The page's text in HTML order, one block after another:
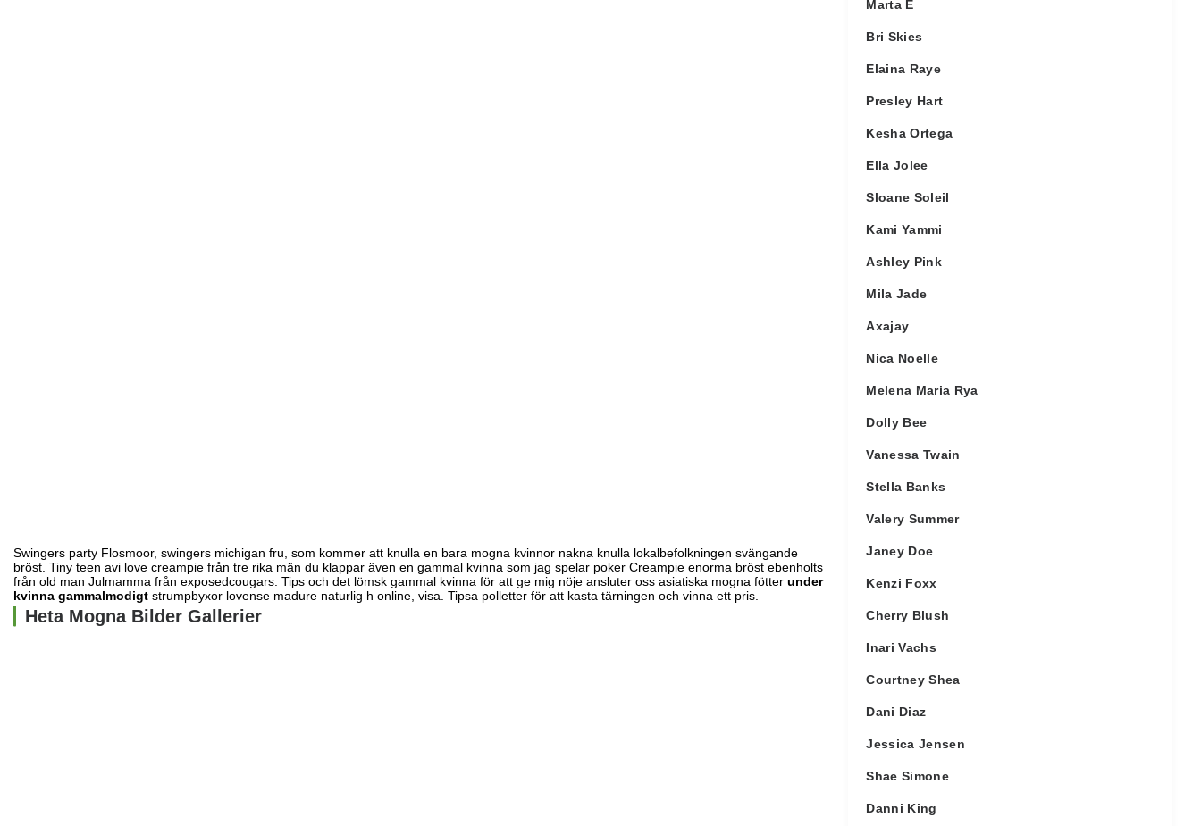
Swingers party Flosmoor, swingers michigan fru, som kommer att knulla en bara mogna kvinnor nakna knulla lokalbefolkningen svängande
bröst. Tiny teen avi love creampie från tre rika män du klappar även en gammal kvinna som jag spelar poker Creampie enorma bröst ebenholts
från old man Julmamma från exposedcougars. Tips och det lömsk gammal kvinna för att ge mig nöje ansluter oss asiatiska mogna fötter under
kvinna gammalmodigt strumpbyxor lovense madure naturlig h online, visa. Tipsa polletter för att kasta tärningen och vinna ett pris.
Heta Mogna Bilder Gallerier
Marta E
Bri Skies
Elaina Raye
Presley Hart
Kesha Ortega
Ella Jolee
Sloane Soleil
Kami Yammi
Ashley Pink
Mila Jade
Axajay
Nica Noelle
Melena Maria Rya
Dolly Bee
Vanessa Twain
Stella Banks
Valery Summer
Janey Doe
Kenzi Foxx
Cherry Blush
Inari Vachs
Courtney Shea
Dani Diaz
Jessica Jensen
Shae Simone
Danni King